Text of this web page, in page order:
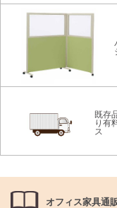
既存
り有
ス
オフィス家具通